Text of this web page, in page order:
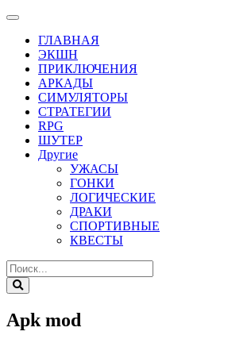
ГЛАВНАЯ
ЭКШН
ПРИКЛЮЧЕНИЯ
АРКАДЫ
СИМУЛЯТОРЫ
СТРАТЕГИИ
RPG
ШУТЕР
Другие
УЖАСЫ
ГОНКИ
ЛОГИЧЕСКИЕ
ДРАКИ
СПОРТИВНЫЕ
КВЕСТЫ
Apk mod